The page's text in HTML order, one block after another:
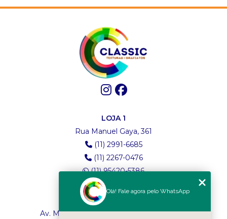
LOJA 1
Rua Manuel Gaya, 361
(11) 2991-6685
(11) 2267-0476
(11) 95420-5386
LOJA 2
Av. Maria Amália Lopes de Azevedo, 4260
Olá! Fale agora pelo WhatsApp